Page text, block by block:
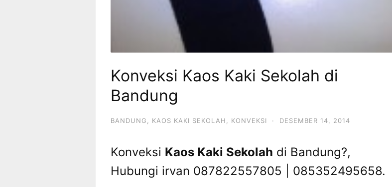
Konveksi Kaos Kaki Sekolah di
Bandung
BANDUNG KAOS KAKI SEKOLAH KONVEKSI · DESEMBER 14, 2014
Konveksi Kaos Kaki Sekolah di Bandung?,
Hubungi irvan 087822557805 | 085352495658.